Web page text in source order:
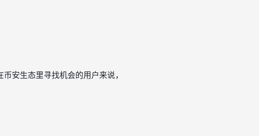
安生态里寻找机会的用户来说，